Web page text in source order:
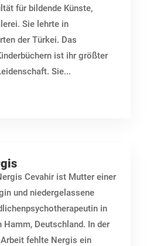
für bildende Künste,
Sie lehrte in
der Türkei. Das
ist ihr größter
Sie...
Cevahir ist Mutter einer
und niedergelassene
in
Deutschland. In der
fehlte Nergis ein